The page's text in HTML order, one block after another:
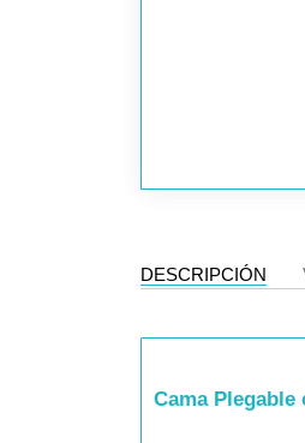
DESCRIPCIÓN
Cama Plegable